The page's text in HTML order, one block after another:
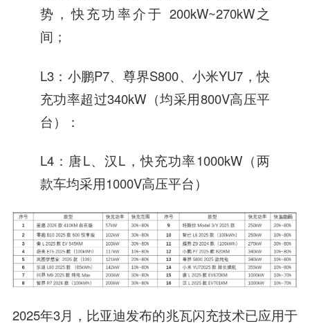
势，快充功率介于 200kW~270kW之
间；
L3：小鹏P7、尊界S800、小米YU7，快
充功率超过340kW（均采用800V高压平
台）：
L4：唐L、汉L，快充功率1000kW（两
款车均采用1000V高压平台）
2025年3月，比亚迪发布的兆瓦闪充技术已应用于